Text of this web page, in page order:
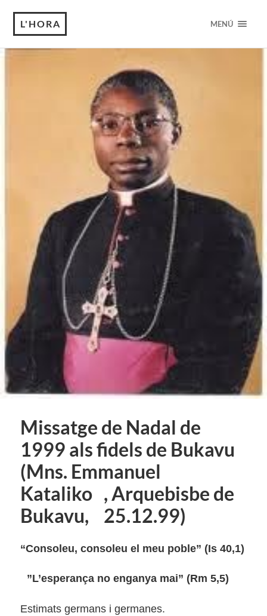
L'HORA MENÚ
Missatge de Nadal de
1999 als fidels de Bukavu
(Mns. Emmanuel
Kataliko , Arquebisbe de
Bukavu, 25.12.99)
“Consoleu, consoleu el meu poble” (Is 40,1)
”L’esperança no enganya mai” (Rm 5,5)
Estimats germans i germanes.